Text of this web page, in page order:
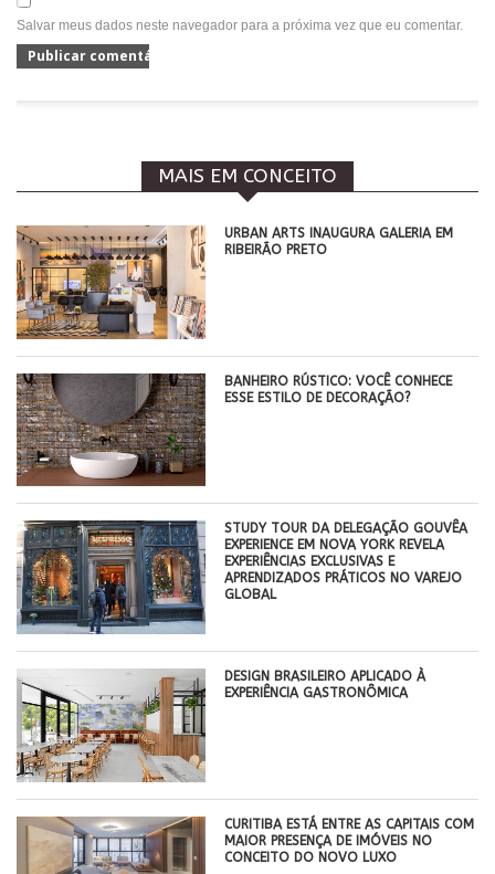
Salvar meus dados neste navegador para a próxima vez que eu comentar.
MAIS EM CONCEITO
​URBAN ARTS INAUGURA GALERIA EM
RIBEIRÃO PRETO
BANHEIRO RÚSTICO: VOCÊ CONHECE
ESSE ESTILO DE DECORAÇÃO?
STUDY TOUR DA DELEGAÇÃO GOUVÊA
EXPERIENCE EM NOVA YORK REVELA
EXPERIÊNCIAS EXCLUSIVAS E
APRENDIZADOS PRÁTICOS NO VAREJO
GLOBAL
DESIGN BRASILEIRO APLICADO À
EXPERIÊNCIA GASTRONÔMICA
CURITIBA ESTÁ ENTRE AS CAPITAIS COM
MAIOR PRESENÇA DE IMÓVEIS NO
CONCEITO DO NOVO LUXO